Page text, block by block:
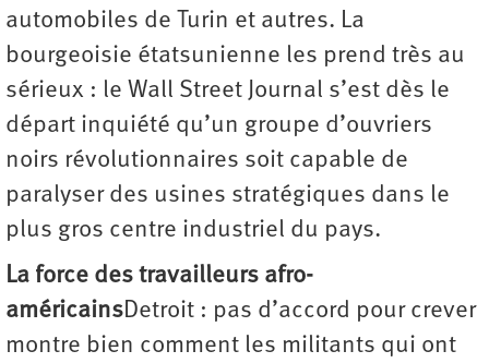
automobiles de Turin et autres. La
bourgeoisie ­étatsunienne les prend très au
sérieux : le Wall Street Journal s’est dès le
départ inquiété qu’un groupe d’ouvriers
noirs révolutionnaires soit capable de
paralyser des usines stratégiques dans le
plus gros centre industriel du pays.
La force des travailleurs afro-
américainsDetroit : pas d’accord pour crever
montre bien comment les militants qui ont